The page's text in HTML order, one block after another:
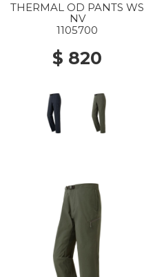
THERMAL OD PANTS WS
NV
1105700
$ 820